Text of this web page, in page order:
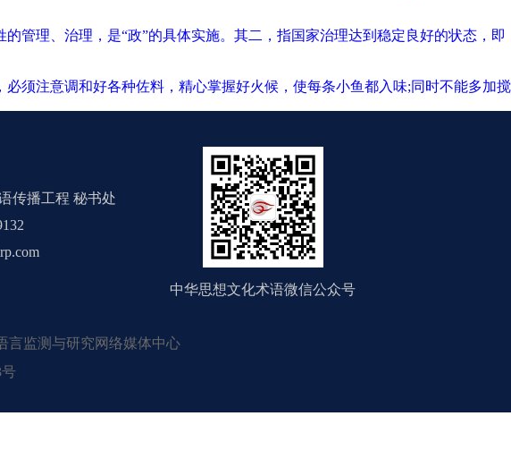
管理、治理，是“政”的具体实施。其二，指国家治理达到稳定良好的状态，即
须注意调和好各种佐料，精心掌握好火候，使每条小鱼都入味;同时不能多加搅
传播工程 秘书处
中华思想文化术语微信公众号
言监测与研究网络媒体中心
号